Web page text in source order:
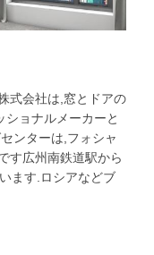
式会社は,窓とドアの
ショナルメーカーと
ンターは,フォシャ
す広州南鉄道駅から
ます.ロシアなどブ